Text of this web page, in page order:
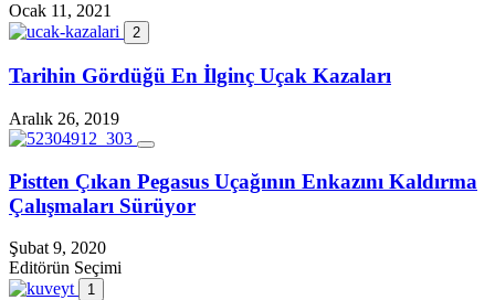
Ocak 11, 2021
2
Tarihin Gördüğü En İlginç Uçak Kazaları
Aralık 26, 2019
Pistten Çıkan Pegasus Uçağının Enkazını Kaldırma
Çalışmaları Sürüyor
Şubat 9, 2020
Editörün Seçimi
1